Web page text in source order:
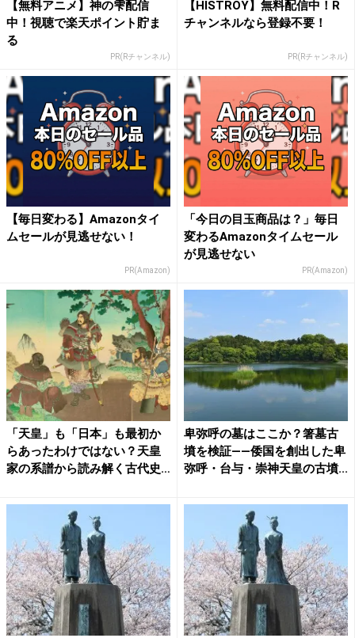
【無料アニメ】神の雫配信
中！視聴で楽天ポイント貯ま
る
PR(Rチャンネル)
【HISTROY】無料配信中！R
チャンネルなら登録不要！
PR(Rチャンネル)
【毎日変わる】Amazonタイ
ムセールが見逃せない！
PR(Amazon)
「今日の目玉商品は？」毎日
変わるAmazonタイムセール
が見逃せない
PR(Amazon)
「天皇」も「日本」も最初か
らあったわけではない？天皇
家の系譜から読み解く古代史
卑弥呼の墓はここか？箸墓古
墳を検証――倭国を創出した卑
弥呼・台与・崇神天皇の古墳...